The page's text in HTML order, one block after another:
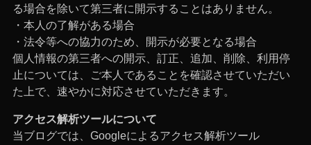
る場合を除いて第三者に開示することはありません。
・本人の了解がある場合
・法令等への協力のため、開示が必要となる場合
個人情報の第三者への開示、訂正、追加、削除、利用停
止については、ご本人であることを確認させていただい
た上で、速やかに対応させていただきます。
アクセス解析ツールについて
当ブログでは、Googleによるアクセス解析ツール